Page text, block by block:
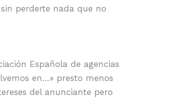
perderte nada que no
Española de agencias
en…» presto menos
del anunciante pero